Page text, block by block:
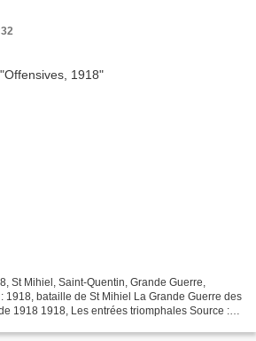
St Mihiel, Saint-Quentin, Grande Guerre,
1918, bataille de St Mihiel La Grande Guerre des
1918 1918, Les entrées triomphales Source :